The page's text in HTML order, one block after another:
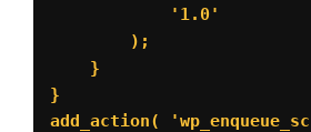
}
add_action(